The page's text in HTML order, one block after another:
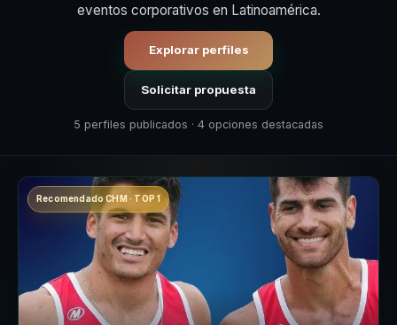
eventos corporativos en Latinoamérica.
Explorar perfiles
Solicitar propuesta
5 perfiles publicados · 4 opciones destacadas
Recomendado CHM · TOP 1